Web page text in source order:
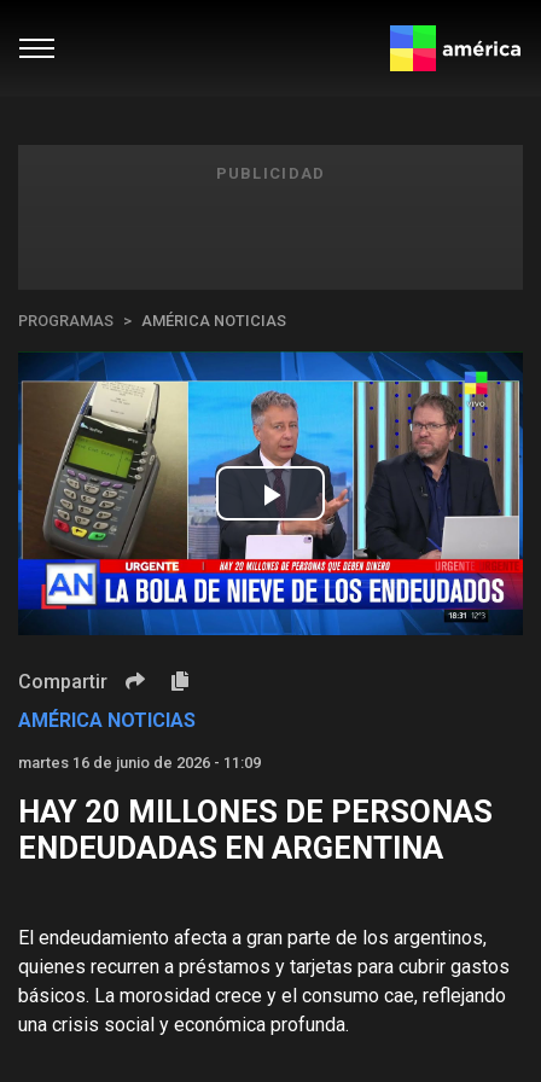
PUBLICIDAD
PROGRAMAS AMÉRICA NOTICIAS
Play
Video
Compartir
AMÉRICA NOTICIAS
martes 16 de junio de 2026 - 11:09
HAY 20 MILLONES DE PERSONAS
ENDEUDADAS EN ARGENTINA
El endeudamiento afecta a gran parte de los argentinos,
quienes recurren a préstamos y tarjetas para cubrir gastos
básicos. La morosidad crece y el consumo cae, reflejando
una crisis social y económica profunda.